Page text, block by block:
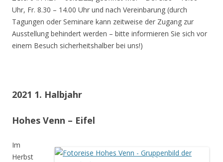
Uhr, Fr. 8.30 – 14.00 Uhr und nach Vereinbarung (durch
Tagungen oder Seminare kann zeitweise der Zugang zur
Ausstellung behindert werden – bitte informieren Sie sich vor
einem Besuch sicherheitshalber bei uns!)
2021 1. Halbjahr
Hohes Venn – Eifel
Im
Herbst